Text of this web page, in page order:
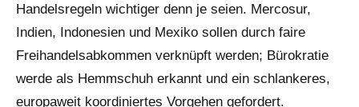
Handelsregeln wichtiger denn je seien. Mercosur,
Indien, Indonesien und Mexiko sollen durch faire
Freihandelsabkommen verknüpft werden; Bürokratie
werde als Hemmschuh erkannt und ein schlankeres,
europaweit koordiniertes Vorgehen gefordert.